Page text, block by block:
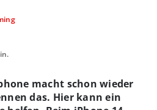
macht schon wieder
das. Hier kann ein